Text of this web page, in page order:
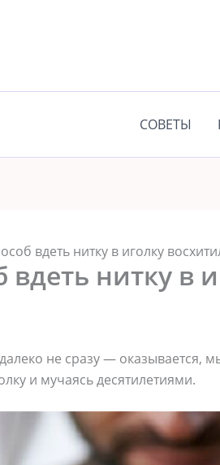
СОВЕТЫ
вдеть нитку в иголку
вдеть нитку в
не сразу — оказывается,
и мучаясь десятилетиями.